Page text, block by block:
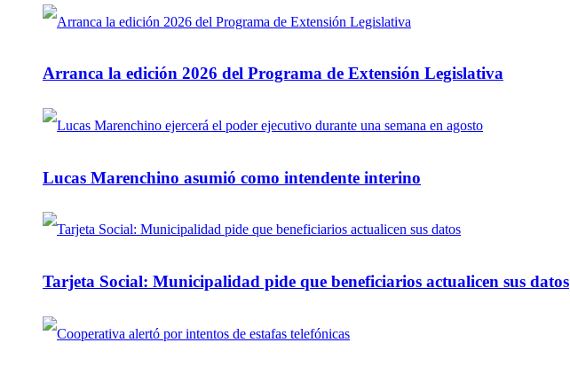
Arranca la edición 2026 del Programa de Extensión Legislativa
Lucas Marenchino asumió como intendente interino
Tarjeta Social: Municipalidad pide que beneficiarios actualicen sus datos